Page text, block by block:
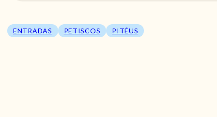
ENTRADAS PETISCOS PITÉUS